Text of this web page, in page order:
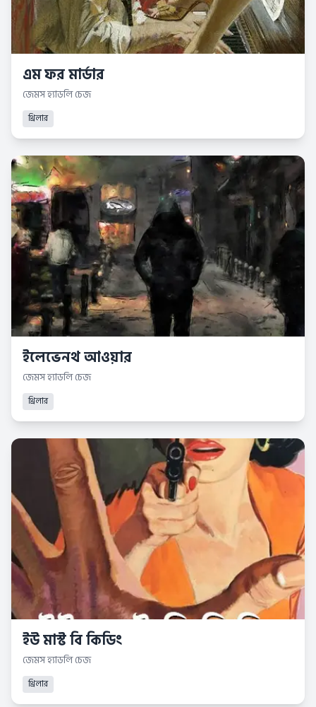
এম ফর মার্ডার
জেমস হ্যাডলি চেজ
থ্রিলার
ইলেভেনথ আওয়ার
জেমস হ্যাডলি চেজ
থ্রিলার
ইউ মাস্ট বি কিডিং
জেমস হ্যাডলি চেজ
থ্রিলার